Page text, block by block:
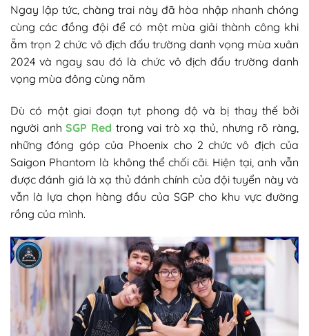
Ngay lập tức, chàng trai này đã hòa nhập nhanh chóng
cùng các đồng đội để có một mùa giải thành công khi
ẵm trọn 2 chức vô địch đấu trường danh vọng mùa xuân
2024 và ngay sau đó là chức vô địch đấu trường danh
vọng mùa đông cùng năm
Dù có một giai đoạn tụt phong độ và bị thay thế bởi
người anhSGP Red trong vai trò xạ thủ, nhưng rõ ràng,
những đóng góp của Phoenix cho 2 chức vô địch của
Saigon Phantom là không thể chối cãi. Hiện tại, anh vẫn
được đánh giá là xạ thủ đánh chính của đội tuyển này và
vẫn là lựa chọn hàng đầu của SGP cho khu vực đường
rồng của mình.